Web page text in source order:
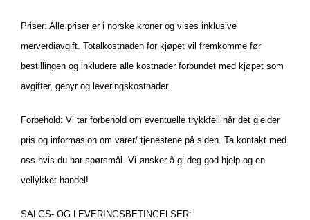
Priser: Alle priser er i norske kroner og vises inklusive
merverdiavgift. Totalkostnaden for kjøpet vil fremkomme før
bestillingen og inkludere alle kostnader forbundet med kjøpet som
avgifter, gebyr og leveringskostnader.
Forbehold: Vi tar forbehold om eventuelle trykkfeil når det gjelder
pris og informasjon om varer/ tjenestene på siden. Ta kontakt med
oss hvis du har spørsmål. Vi ønsker å gi deg god hjelp og en
vellykket handel!
SALGS- OG LEVERINGSBETINGELSER: